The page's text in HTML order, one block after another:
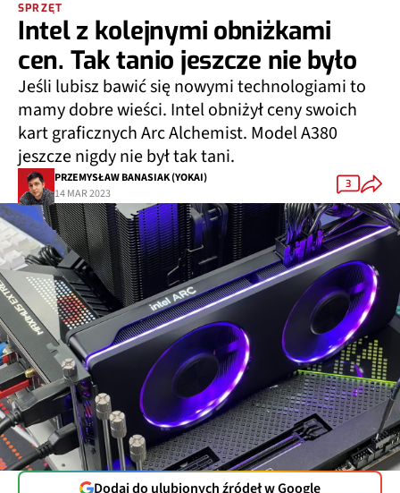
SPRZĘT
Intel z kolejnymi obniżkami
cen. Tak tanio jeszcze nie było
Jeśli lubisz bawić się nowymi technologiami to
mamy dobre wieści. Intel obniżył ceny swoich
kart graficznych Arc Alchemist. Model A380
jeszcze nigdy nie był tak tani.
PRZEMYSŁAW BANASIAK (YOKAI)
14 MAR 2023
3
Dodaj do ulubionych źródeł w Google